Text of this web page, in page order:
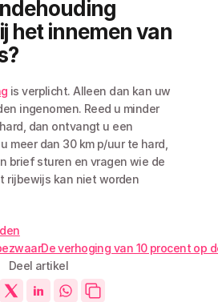
het innemen van
is verplicht. Alleen dan kan uw
ingenomen. Reed u minder
dan ontvangt u een
meer dan 30 km p/uur te hard,
brief sturen en vragen wie de
rijbewijs kan niet worden
De verhoging van 10 procent op
Deel artikel